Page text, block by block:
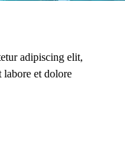
adipiscing elit,
labore et dolore